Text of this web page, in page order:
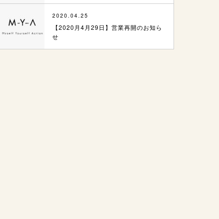
2020.04.25
【2020月4月29日】営業再開のお知ら
せ